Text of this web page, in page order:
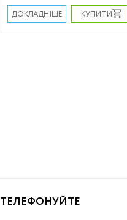
ДОКЛАДНІШЕ КУПИТИ
ТЕЛЕФОНУЙТЕ